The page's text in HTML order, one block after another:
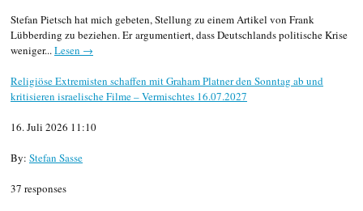
Stefan Pietsch hat mich gebeten, Stellung zu einem Artikel von Frank
Lübberding zu beziehen. Er argumentiert, dass Deutschlands politische Krise
weniger...Lesen →
Religiöse Extremisten schaffen mit Graham Platner den Sonntag ab und
kritisieren israelische Filme – Vermischtes 16.07.2027
16. Juli 2026 11:10
By: Stefan Sasse
37 responses